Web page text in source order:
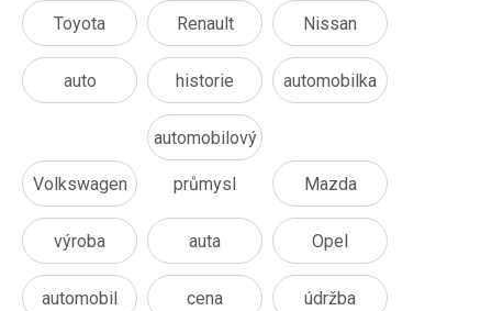
Toyota Renault Nissan
auto historie automobilka
Volkswagen
automobilový
průmysl Mazda
výroba auta Opel
automobil cena údržba